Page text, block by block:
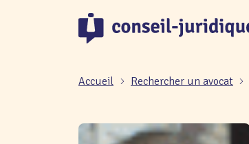
Accueil Rechercher un avocat